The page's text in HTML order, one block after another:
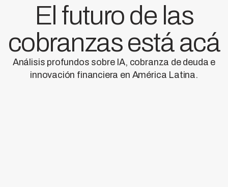
El futuro de las
cobranzas está acá
Análisis profundos sobre IA, cobranza de deuda e
innovación financiera en América Latina.